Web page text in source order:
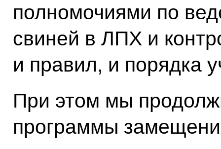
полномочиями по
свиней в ЛПХ и
и правил, и порядка
При этом мы
программы